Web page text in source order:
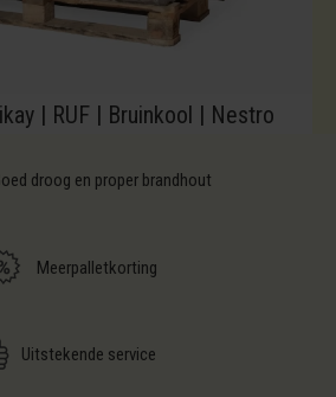
| RUF | Bruinkool | Nestro
droog en proper brandhout
Meerpalletkorting
Uitstekende service